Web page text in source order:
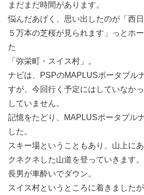
まだまだ時間があります。
悩んだあげく、思い出したのが「西
５万本の芝桜が見られます」っとホ
た
「弥栄町・スイス村」。
ナビは、PSPのMAPLUSポータブル
すが、今回行く予定にはしていなか
していません。
記憶をたどり、MAPLUSポータブル
した。
スキー場ということもあり、山上にあ
クネクネした山道を登っていきます。
長男が車酔いでダウン。
スイス村というところに着きました